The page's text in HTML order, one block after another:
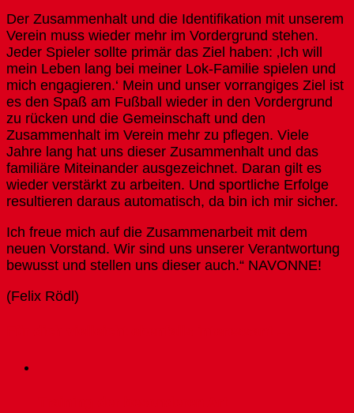
Der Zusammenhalt und die Identifikation mit unserem
Verein muss wieder mehr im Vordergrund stehen.
Jeder Spieler sollte primär das Ziel haben: ‚Ich will
mein Leben lang bei meiner Lok-Familie spielen und
mich engagieren.‘ Mein und unser vorrangiges Ziel ist
es den Spaß am Fußball wieder in den Vordergrund
zu rücken und die Gemeinschaft und den
Zusammenhalt im Verein mehr zu pflegen. Viele
Jahre lang hat uns dieser Zusammenhalt und das
familiäre Miteinander ausgezeichnet. Daran gilt es
wieder verstärkt zu arbeiten. Und sportliche Erfolge
resultieren daraus automatisch, da bin ich mir sicher.
Ich freue mich auf die Zusammenarbeit mit dem
neuen Vorstand. Wir sind uns unserer Verantwortung
bewusst und stellen uns dieser auch.“ NAVONNE!
(Felix Rödl)